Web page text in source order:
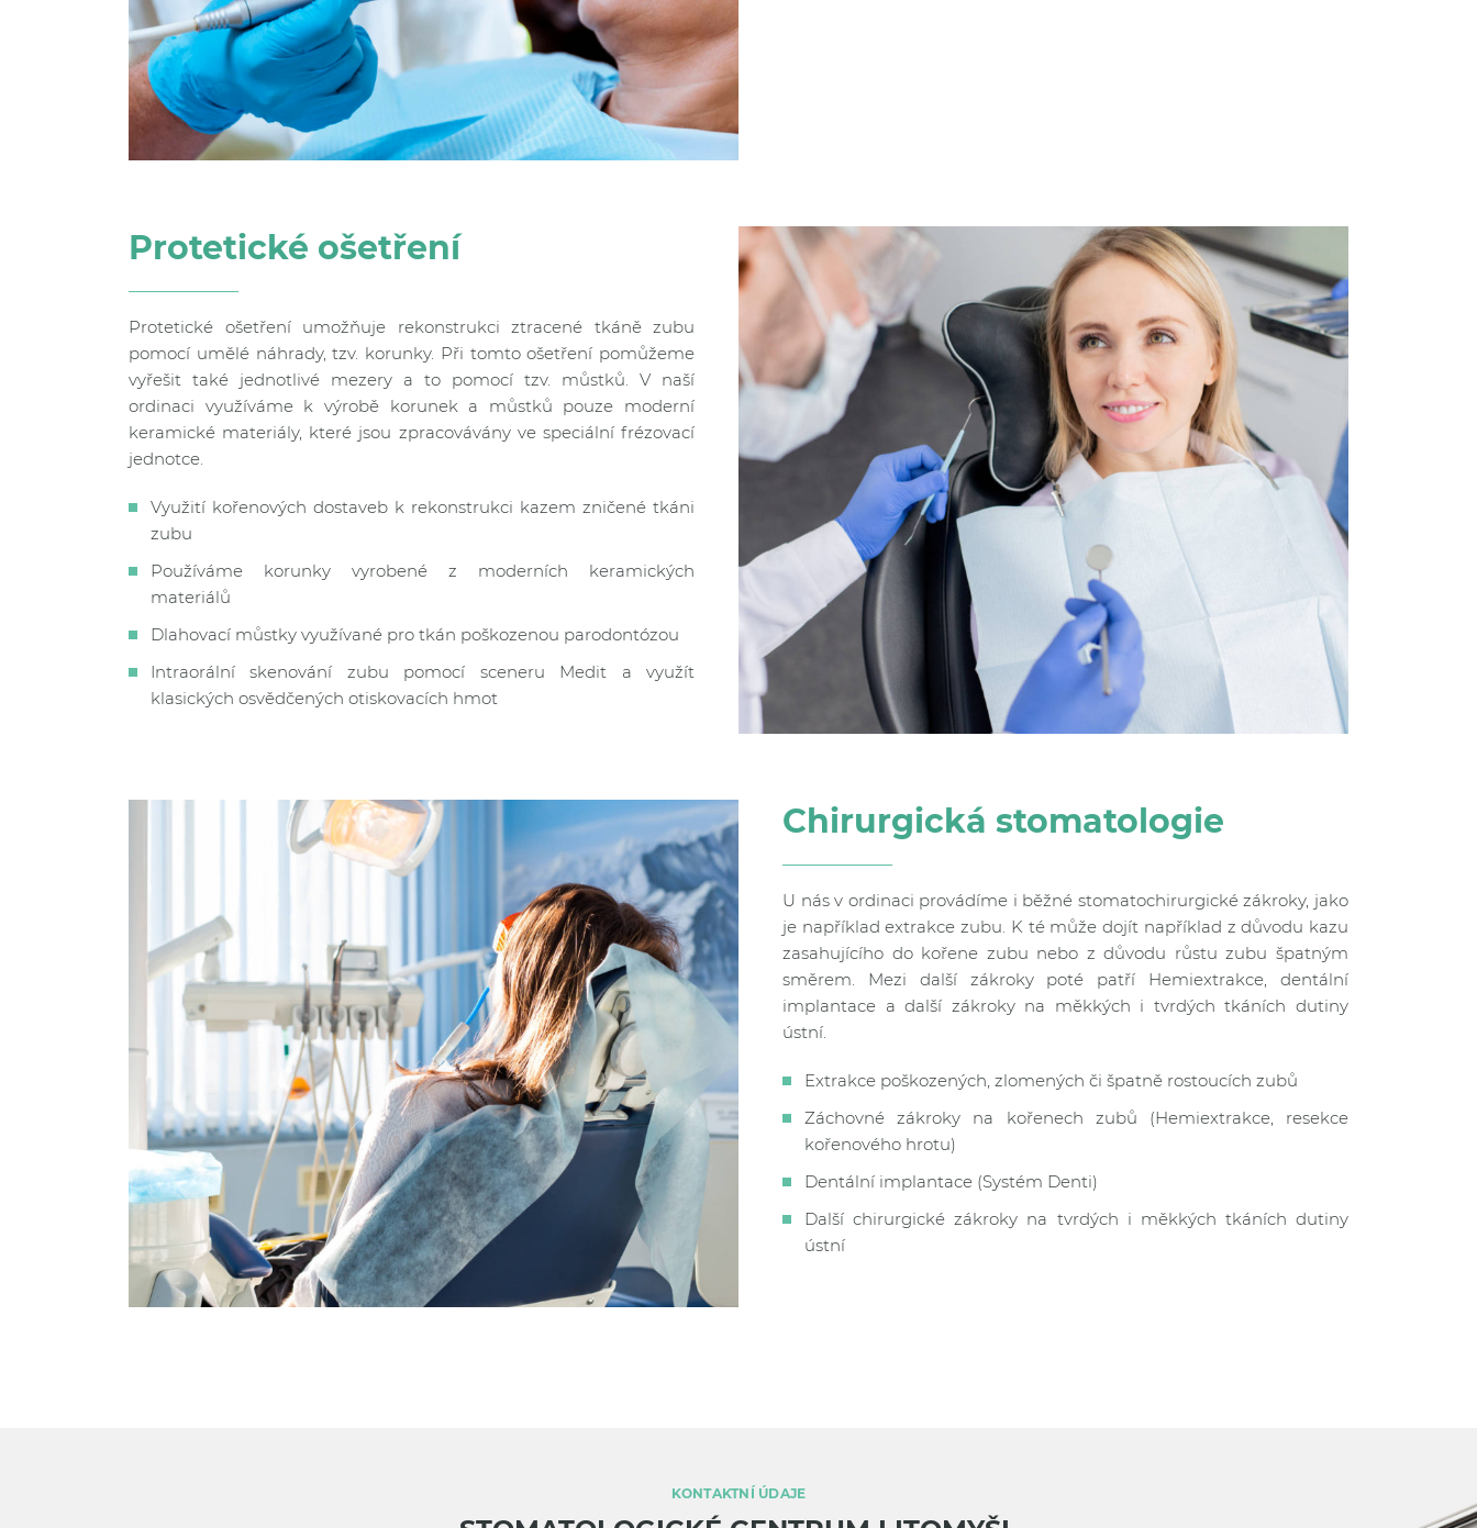
Protetické ošetření
Protetické ošetření umožňuje rekonstrukci ztracené tkáně zubu
pomocí umělé náhrady, tzv. korunky. Při tomto ošetření pomůžeme
vyřešit také jednotlivé mezery a to pomocí tzv. můstků. V naší
ordinaci využíváme k výrobě korunek a můstků pouze moderní
keramické materiály, které jsou zpracovávány ve speciální frézovací
jednotce.
Využití kořenových dostaveb k rekonstrukci kazem zničené tkáni
zubu
Používáme korunky vyrobené z moderních keramických
materiálů
Dlahovací můstky využívané pro tkán poškozenou parodontózou
Intraorální skenování zubu pomocí sceneru Medit a využít
klasických osvědčených otiskovacích hmot
Chirurgická stomatologie
U nás v ordinaci provádíme i běžné stomatochirurgické zákroky, jako
je například extrakce zubu. K té může dojít například z důvodu kazu
zasahujícího do kořene zubu nebo z důvodu růstu zubu špatným
směrem. Mezi další zákroky poté patří Hemiextrakce, dentální
implantace a další zákroky na měkkých i tvrdých tkáních dutiny
ústní.
Extrakce poškozených, zlomených či špatně rostoucích zubů
Záchovné zákroky na kořenech zubů (Hemiextrakce, resekce
kořenového hrotu)
Dentální implantace (Systém Denti)
Další chirurgické zákroky na tvrdých i měkkých tkáních dutiny
ústní
KONTAKTNÍ ÚDAJE